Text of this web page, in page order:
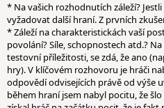
* Na vašich rozhodnutích záleží?
vyžadovat další hraní. Z prvních
* Záleží na charakteristickách vaší
povolání? Síle, schopnostech atd.?
testovní příležitosti, se zdá, že ano
hry). V klíčovém rozhovoru je hráči
odpovědí odvisejících právě od výše
během hraní jsem nabyl pocitu, že